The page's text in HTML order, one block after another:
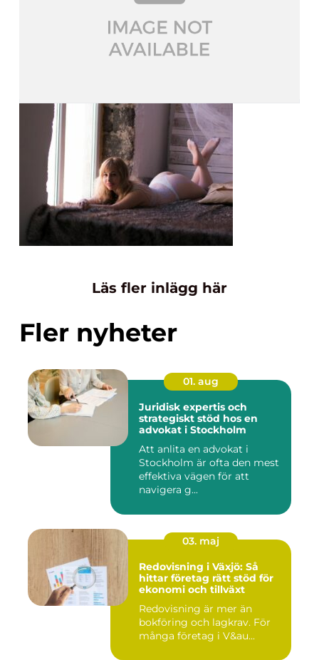
Läs fler inlägg här
Fler nyheter
01. aug
Juridisk expertis och
strategiskt stöd hos en
advokat i Stockholm
Att anlita en advokat i
Stockholm är ofta den mest
effektiva vägen för att
navigera g...
03. maj
Redovisning i Växjö: Så
hittar företag rätt stöd för
ekonomi och tillväxt
Redovisning är mer än
bokföring och lagkrav. För
många företag i V&au...